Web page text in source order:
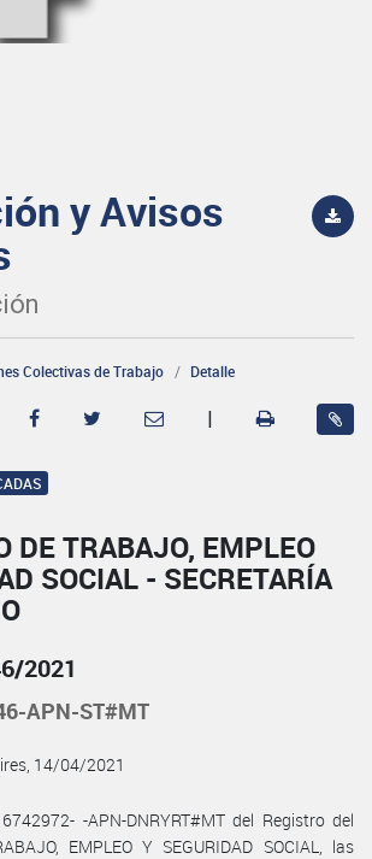
y Avisos
Colectivas de Trabajo Detalle
|
DE TRABAJO, EMPLEO
SOCIAL - SECRETARÍA
2021
APN-ST#MT
14/04/2021
-APN-DNRYRT#MT del Registro del
EMPLEO Y SEGURIDAD SOCIAL, las